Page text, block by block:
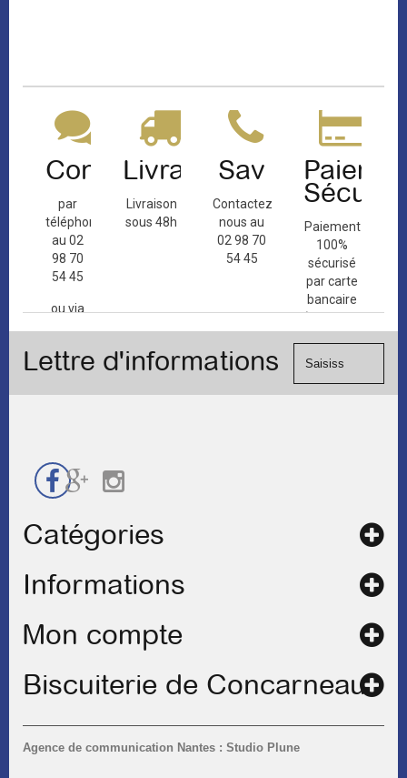
Contact
par
téléphone
au 02
98 70
54 45
ou via
de
Livraison
Livraison
sous 48h
Sav
Contactez-
nous au
02 98 70
54 45
Paiement
100%
sécurisé
par carte
bancaire
(Mastercard,
Visa, ...) et
Lettre d'informations
Catégories
Informations
Agence de communication Nantes : Studio Plune
Mon compte
Biscuiterie de Concarneau